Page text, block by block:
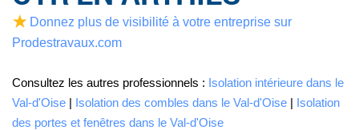
Donnez plus de visibilité à votre entreprise sur
Prodestravaux.com
Consultez les autres professionnels : Isolation intérieure dans le
Val-d'Oise | Isolation des combles dans le Val-d'Oise | Isolation
des portes et fenêtres dans le Val-d'Oise